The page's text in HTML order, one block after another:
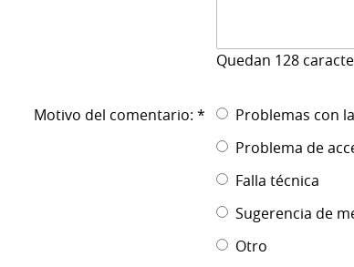
Quedan 128
Motivo del comentario: *
Problemas con
Problema de
Falla técnica
Sugerencia de
Otro